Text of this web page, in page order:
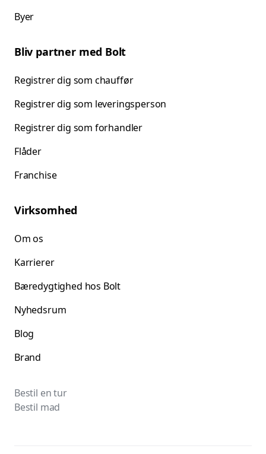
Byer
Bliv partner med Bolt
Registrer dig som chauffør
Registrer dig som leveringsperson
Registrer dig som forhandler
Flåder
Franchise
Virksomhed
Om os
Karrierer
Bæredygtighed hos Bolt
Nyhedsrum
Blog
Brand
Bestil en tur
Bestil mad